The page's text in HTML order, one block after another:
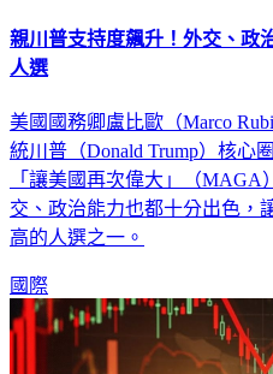
親川普支持度飆升！外交、
人選
美國國務卿盧比歐（Marco
統川普（Donald Trump）核心
「讓美國再次偉大」（
交、政治能力也都十分出色，
高的人選之一。
國際